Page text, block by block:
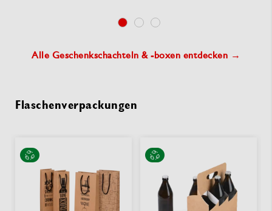
Alle Geschenkschachteln & -boxen entdecken →
Flaschenverpackungen